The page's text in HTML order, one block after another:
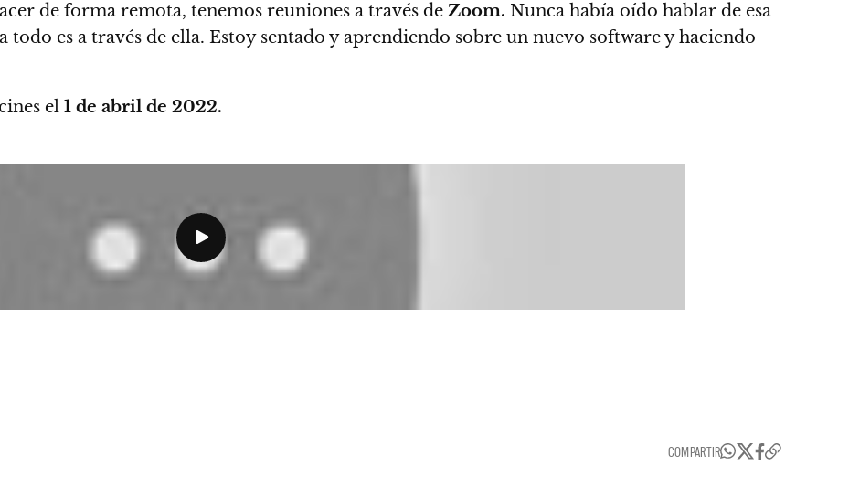
de forma remota, tenemos reuniones a través de Zoom. Nunca había oído hablar de esa
todo es a través de ella. Estoy sentado y aprendiendo sobre un nuevo software y haciendo
el 1 de abril de 2022.
COMPARTIR